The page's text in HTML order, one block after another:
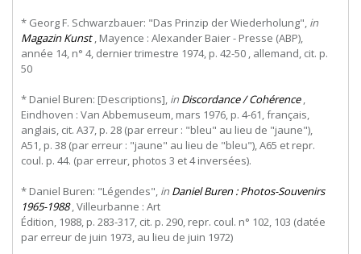
* Georg F. Schwarzbauer: "Das Prinzip der Wiederholung", in
Magazin Kunst, Mayence : Alexander Baier - Presse (ABP),
année 14, n° 4, dernier trimestre 1974, p. 42-50 , allemand, cit. p.
50
* Daniel Buren: [Descriptions], in Discordance / Cohérence,
Eindhoven : Van Abbemuseum, mars 1976, p. 4-61, français,
anglais, cit. A37, p. 28 (par erreur : "bleu" au lieu de "jaune"),
A51, p. 38 (par erreur : "jaune" au lieu de "bleu"), A65 et repr.
coul. p. 44. (par erreur, photos 3 et 4 inversées).
* Daniel Buren: "Légendes", in Daniel Buren : Photos-Souvenirs
1965-1988 ,Villeurbanne : Art
Édition, 1988, p. 283-317, cit. p. 290, repr. coul. n° 102, 103 (datée
par erreur de juin 1973, au lieu de juin 1972)